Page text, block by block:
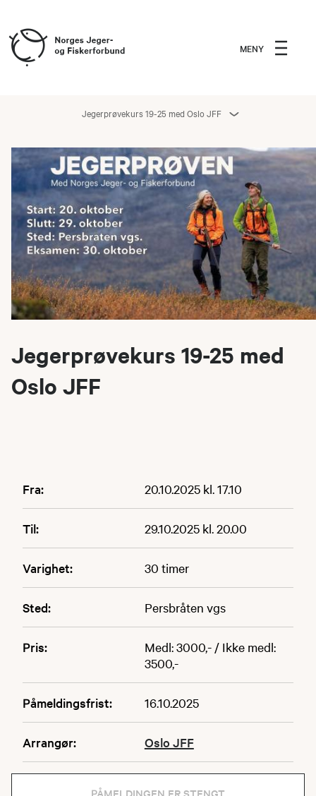
MENY
Jegerprøvekurs 19-25 med Oslo JFF
Jegerprøvekurs 19-25 med
Oslo JFF
Fra: 20.10.2025 kl. 17.10
Til: 29.10.2025 kl. 20.00
Varighet: 30 timer
Sted: Persbråten vgs
Pris:
Medl: 3000,- / Ikke medl:
3500,-
Påmeldingsfrist: 16.10.2025
Arrangør: Oslo JFF
PÅMELDINGEN ER STENGT